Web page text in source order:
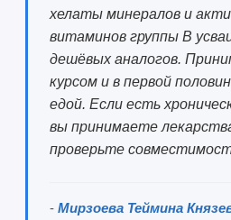
хелаты минералов и
витаминов группы B
дешёвых аналогов.
курсом и в первой
едой. Если есть
вы принимаете
проверьте
- Мирзоева Теймина